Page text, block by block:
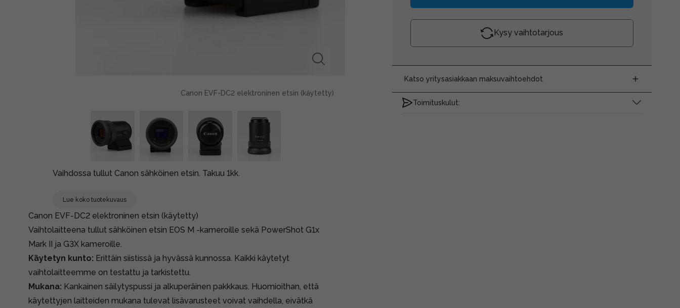
Canon EVF-DC2 elektroninen etsin (käytetty)
Vaihdossa tullut Canon sähköinen etsin. Takuu 1kk.
Lue koko tuotekuvaus
Kysy vaihtotarjous
Katso yritysasiakkaan maksuvaihtoehdot
Toimituskulut:
Canon EVF-DC2 elektroninen etsin (käytetty)
Vaihtolaitteena tullut sähköinen etsin EOS M -kameroille sekä PowerShot G1x
Mark II ja G3X kameroille.
Käytetyn kunto: Erittäin siistissä ja hyvässä kunnossa. Kaikki käytetyt
vaihtolaitteemme on testattu ja tarkistettu.
Mukana: Kankainen säilytyspussi ja alkuperäinen pakkkaus. Huomioithan, että
käytettyjen laitteiden mukana tulevat lisävarusteet voivat vaihdella, eivätkä